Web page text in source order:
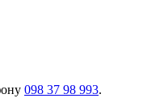
098 37 98 993.